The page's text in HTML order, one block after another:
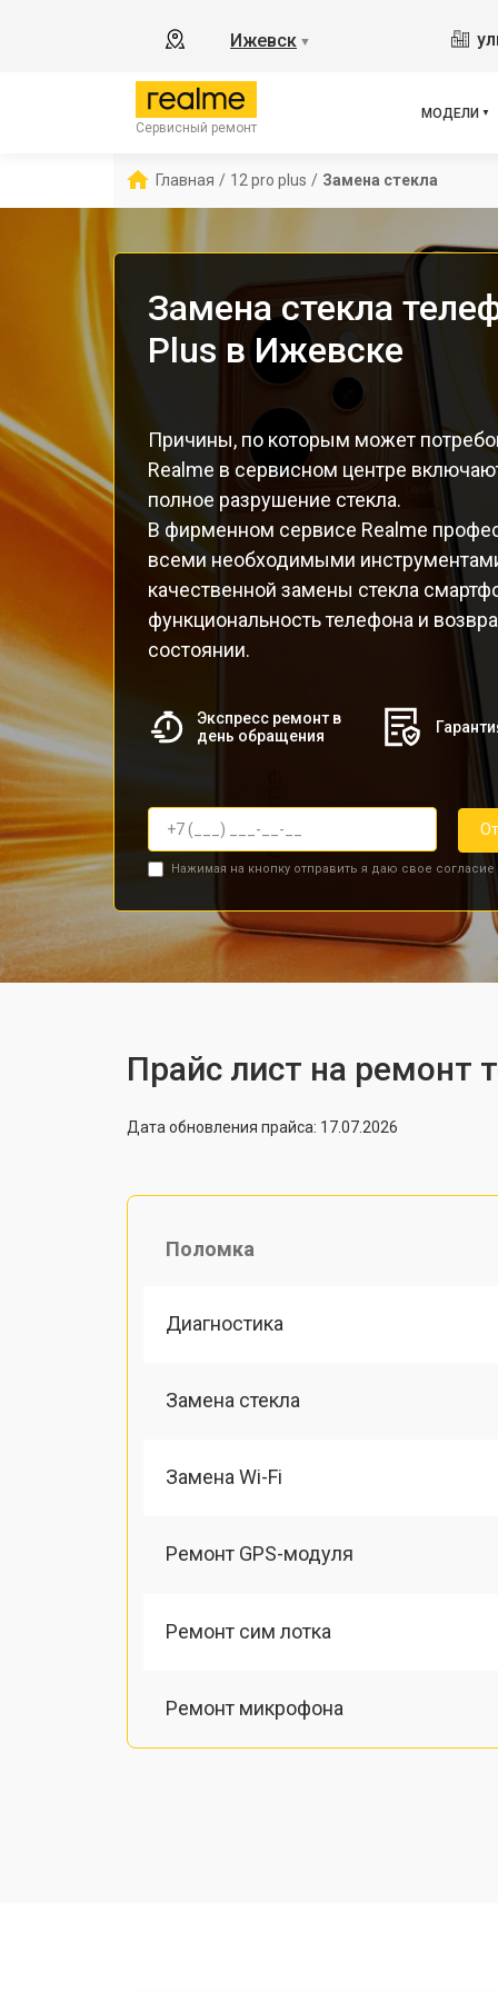
Ижевск ▼
Сервисный ремонт
МОДЕЛИ
11
C67
Главная / 12 pro plus / Замена стекла
Замена стекла
Plus в Ижевске
Причины, по которым может
Realme в сервисном центре
полное разрушение стекла.
В фирменном сервисе Realme
всеми необходимыми
качественной замены стекла
функциональность телефона и
состоянии.
Экспресс ремонт в
день обращения
Нажимая на кнопку отправить я даю свое согласие
Прайс лист на ремонт
Дата обновления прайса: 17.07.2026
Поломка
Диагностика
Замена стекла
Замена Wi-Fi
Ремонт GPS-модуля
Ремонт сим лотка
Ремонт микрофона